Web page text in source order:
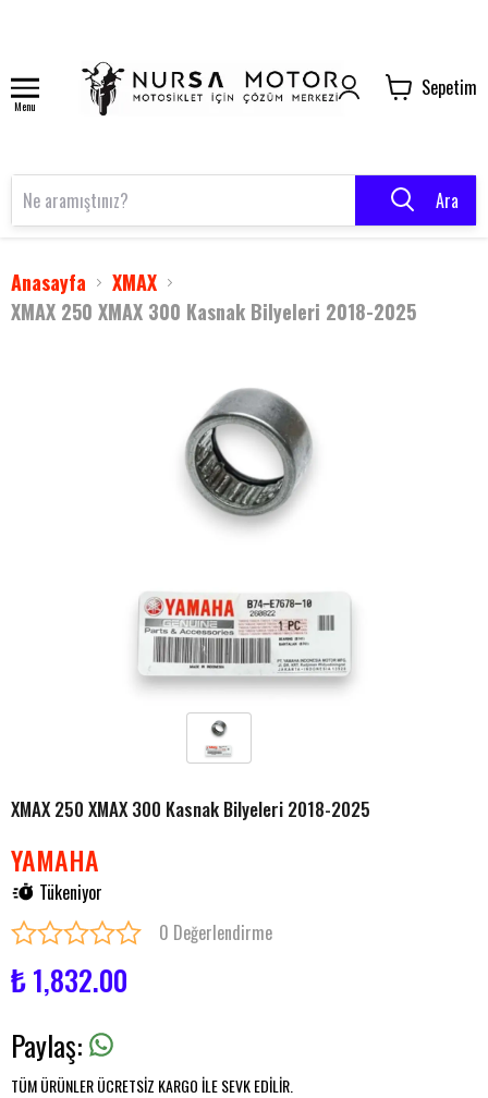
Menu
Sepetim
Ara
Anasayfa
XMAX
XMAX 250 XMAX 300 Kasnak Bilyeleri 2018-2025
XMAX 250 XMAX 300 Kasnak Bilyeleri 2018-2025
YAMAHA
Tükeniyor
0 Değerlendirme
₺ 1,832.00
Paylaş:
TÜM ÜRÜNLER ÜCRETSİZ KARGO İLE SEVK EDİLİR.